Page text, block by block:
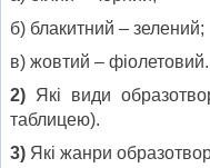
б) блакитний – зелений;
в) жовтий – фіолетовий.
2) Які види
таблицею).
3) Які жанри